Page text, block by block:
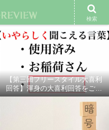
余興動画 ベスト大喜利 スポ
【第三回フリースタイル大喜利
回答】渾身の大喜利回答をご紹
介！
検索